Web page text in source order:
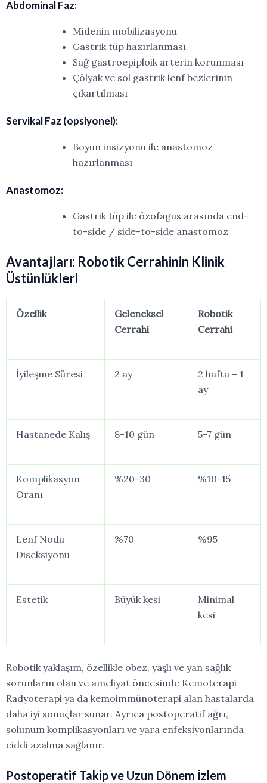
AbdominalFaz:
Midenin mobilizasyonu
Gastrik tüp hazırlanması
Sağ gastroepiploik arterin korunması
Çölyak ve sol gastrik lenf bezlerinin
çıkartılması
Servikal Faz (opsiyonel):
Boyun insizyonu ile anastomoz
hazırlanması
Anastomoz:
Gastrik tüp ile özofagus arasında end-
to-side / side-to-side anastomoz
Avantajları: Robotik Cerrahinin Klinik
Üstünlükleri
Özellik
Geleneksel
Cerrahi
Robotik
Cerrahi
İyileşme Süresi 2 ay
2 hafta – 1
ay
Hastanede Kalış 8-10 gün 5-7 gün
Komplikasyon
Oranı
%20-30 %10-15
Lenf Nodu
Diseksiyonu
%70 %95
Estetik Büyük kesi
Minimal
kesi
Robotik yaklaşım, özellikle obez, yaşlı ve yan sağlık
sorunların olan ve ameliyat öncesinde Kemoterapi
Radyoterapi ya da kemoimmünoterapi alan hastalarda
daha iyi sonuçlar sunar. Ayrıca postoperatif ağrı,
solunum komplikasyonları ve yara enfeksiyonlarında
ciddi azalma sağlanır.
Postoperatif Takipve Uzun Dönem İzlem